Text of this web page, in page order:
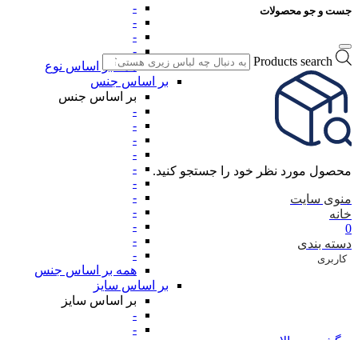
-
-
-
-
همه بر اساس نوع
بر اساس جنس
بر اساس جنس
-
-
-
-
-
-
-
-
-
-
-
همه بر اساس جنس
بر اساس سایز
بر اساس سایز
-
-
جست و جو محصولات
Products search
محصول مورد نظر خود را جستجو کنید.
منوی سایت
خانه
0
دسته بندی
کاربری